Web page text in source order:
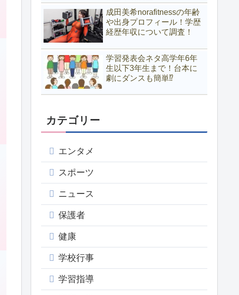
成田美希norafitnessの年齢
や出身プロフィール！学歴
経歴年収について調査！
学習発表会ネタ高学年6年
生以下3年生まで！台本に
劇にダンスも簡単⁉
カテゴリー
エンタメ
スポーツ
ニュース
保護者
健康
学校行事
学習指導